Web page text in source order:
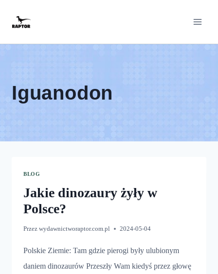
Iguanodon
BLOG
Jakie dinozaury żyły w
Polsce?
Przez wydawnictworaptor.com.pl 2024-05-04
Polskie Ziemie: Tam gdzie pierogi były ulubionym
daniem dinozaurów Przeszły Wam kiedyś przez głowę